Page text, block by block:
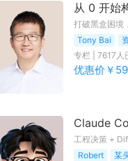
从 0 开始
打破黑盒困境
Tony Bai
专栏
7617 人
优惠价￥ 59
Claude
工程决策 +
Robert
某